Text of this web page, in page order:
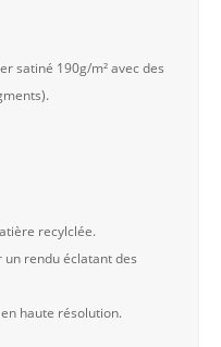
satiné 190g/m² avec des
recylclée.
rendu éclatant des
haute résolution.